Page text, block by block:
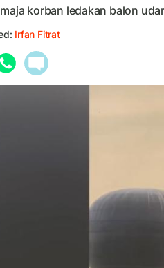
korban ledakan balon
Irfan Fitrat